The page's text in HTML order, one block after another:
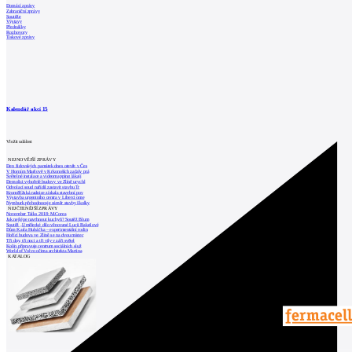
Domácí zprávy
Zahraniční zprávy
Soutěže
Výstavy
Přednášky
Rozhovory
Tiskové zprávy
Kalendář akcí 15
Vložit událost
NEJNOVĚJŠÍ ZPRÁVY
Den židovských památek dnes otevře v Čes
V Horním Maršově v Krkonoších začaly prá
Světelné instalace a videomapping lákají
Demolici vyhořelé budovy ve Zlíně urychl
Odvolací soud nařídil zastavit stavbu Tr
Kroměřížská radnice získala stavební pov
Výstavba urgentního centra v Liberci ome
Nymburk přehodnocuje záměr stavby školky
NEJČTENĚJŠÍ ZPRÁVY
November Talks 2018: M.Corea
Jak nejlépe navrhnout kuchyň? Soutěž Blum
Soutěž „Umělecké dílo věnované Lucii Bakešové
Dům Karla Hubáčka – experimentální rodin
Hořící budova ve Zlíně se na dvou místec
Tři dny, tři noci a tři vily v záři světel
Kolín připravuje centrum sociálních služ
World of Volvo očima architekta Martina
KATALOG